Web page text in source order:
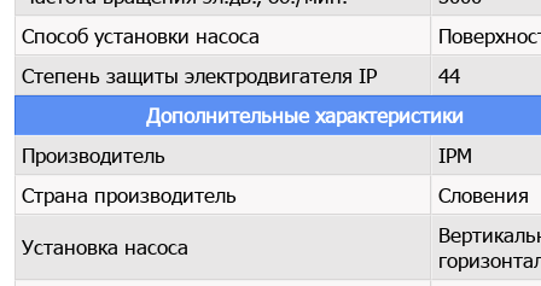
Способ установки насоса
Степень защиты электродвигателя IP
44
Дополнительные характеристики
Производитель
IPM
Страна производитель
Словения
Установка насоса